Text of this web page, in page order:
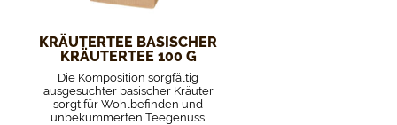
KRÄUTERTEE BASISCHER
KRÄUTERTEE 100 G
Die Komposition sorgfältig
ausgesuchter basischer Kräuter
sorgt für Wohlbefinden und
unbekümmerten Teegenuss.